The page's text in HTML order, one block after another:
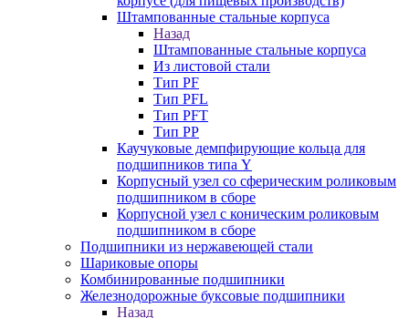
Штампованные стальные корпуса
Назад
Штампованные стальные корпуса
Из листовой стали
Тип PF
Тип PFL
Тип PFT
Тип PP
Каучуковые демпфирующие кольца для
подшипников типа Y
Корпусный узел со сферическим роликовым
подшипником в сборе
Корпусной узел с коническим роликовым
подшипником в сборе
Подшипники из нержавеющей стали
Шариковые опоры
Комбинированные подшипники
Железнодорожные буксовые подшипники
Назад